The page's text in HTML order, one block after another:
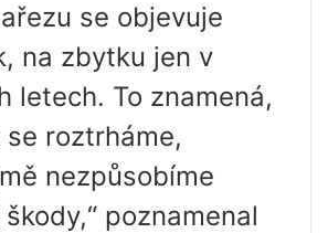
se objevuje
na zbytku jen v
letech. To znamená,
roztrháme,
nezpůsobíme
poznamenal